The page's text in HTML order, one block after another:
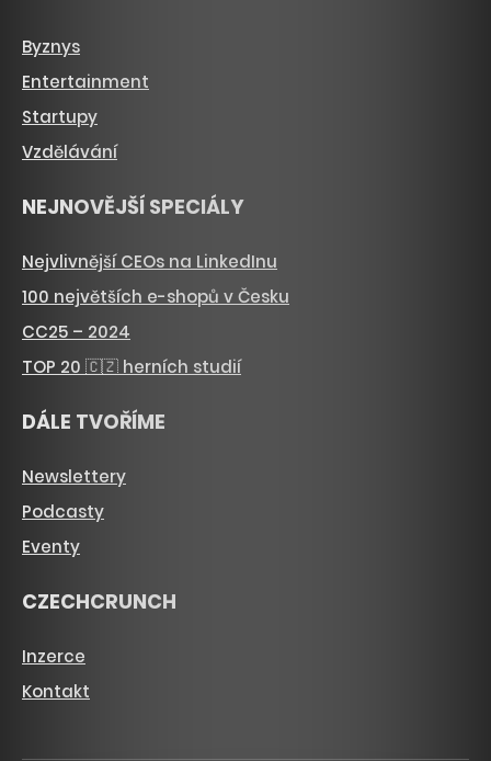
Byznys
Entertainment
Startupy
Vzdělávání
NEJNOVĚJŠÍ SPECIÁLY
Nejvlivnější CEOs na LinkedInu
100 největších e-shopů v Česku
CC25 – 2024
TOP 20 🇨🇿 herních studií
DÁLE TVOŘÍME
Newslettery
Podcasty
Eventy
CZECHCRUNCH
Inzerce
Kontakt